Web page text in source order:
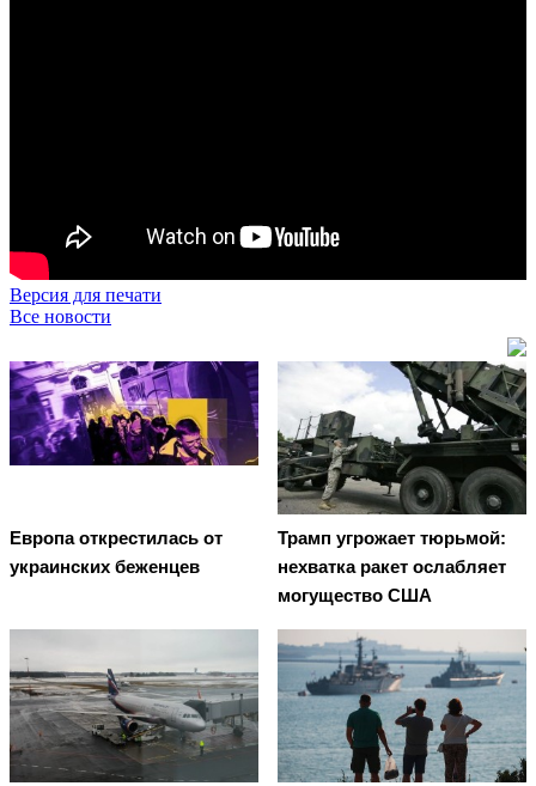
Версия для печати
Все новости
Европа открестилась от
украинских беженцев
Трамп угрожает тюрьмой:
нехватка ракет ослабляет
могущество США